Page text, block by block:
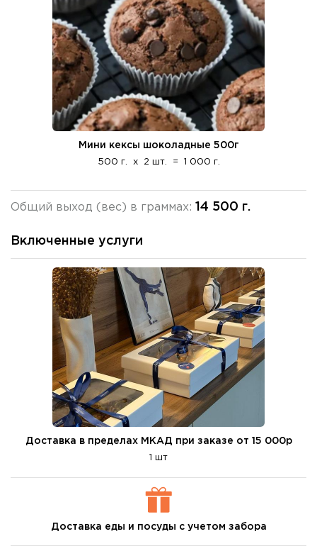
Мини кексы шоколадные 500г
500 г. x 2 шт. = 1 000 г.
Общий выход (вес) в граммах: 14 500 г.
Включенные услуги
Доставка в пределах МКАД при заказе от 15 000р
1 шт
Доставка еды и посуды с учетом забора